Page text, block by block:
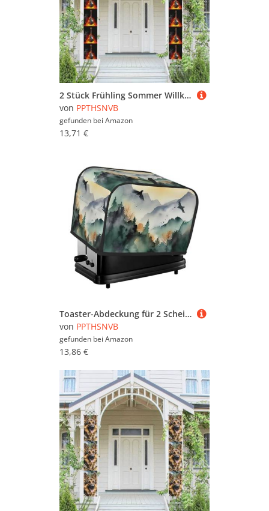
2 Stück Frühling Sommer Willkommen Veranda Banner hängende Flagge Veranda Schild für Haustür Wand Veranda Banner brennende Gitarre Willkommen Tür hängende Banner Wand Hintergrund Urlaub Dekoration
von PPTHSNVB
gefunden bei Amazon
13,71 €
Toaster-Abdeckung für 2 Scheiben mit Taschen und Griff oben, kleine Brotbackmaschinen-Abdeckungen, Bergvögel, Aquarell, Küche, kleine Geräte, waschbar, universelle Ofenabdeckungen
von PPTHSNVB
gefunden bei Amazon
13,86 €